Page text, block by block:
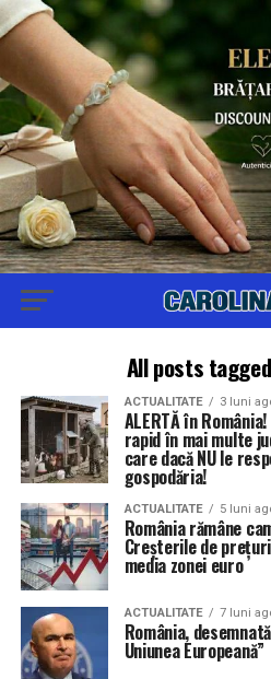
All posts
ACTUALITATE 3 luni
ALERTĂ în
rapid în mai multe
care dacă NU le
gospodăria!
ACTUALITATE 5 luni
România rămâne
Creșterile de
media zonei euro
ACTUALITATE 7 luni
România,
Uniunea Europeană”